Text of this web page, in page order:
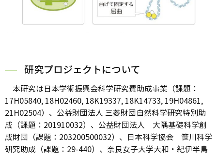
研究プロジェクトについて
本研究は日本学術振興会科学研究費助成事業（課題：
17H05840, 18H02460, 18K19337, 18K14733, 19H04861,
21H02504）、公益財団法人 三菱財団自然科学研究特別助
成（課題：201910032）、公益財団法人 大隅基礎科学創
成財団（課題：203200500032）、日本科学協会 笹川科学
研究助成（課題：29-440）、奈良女子大学大和・紀伊半島